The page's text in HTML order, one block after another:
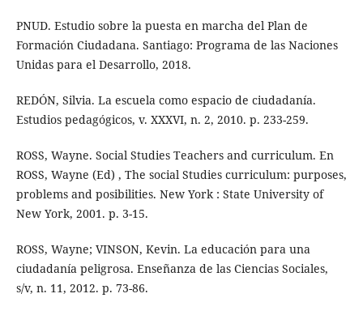
PNUD. Estudio sobre la puesta en marcha del Plan de
Formación Ciudadana. Santiago: Programa de las Naciones
Unidas para el Desarrollo, 2018.
REDÓN, Silvia. La escuela como espacio de ciudadanía.
Estudios pedagógicos, v. XXXVI, n. 2, 2010. p. 233-259.
ROSS, Wayne. Social Studies Teachers and curriculum. En
ROSS, Wayne (Ed) , The social Studies curriculum: purposes,
problems and posibilities. New York : State University of
New York, 2001. p. 3-15.
ROSS, Wayne; VINSON, Kevin. La educación para una
ciudadanía peligrosa. Enseñanza de las Ciencias Sociales,
s/v, n. 11, 2012. p. 73-86.